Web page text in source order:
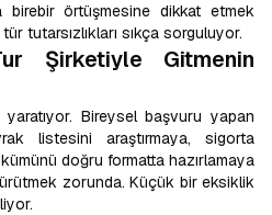
birebir örtüşmesine dikkat etmek
tutarsızlıkları sıkça sorguluyor.
Şirketiyle Gitmenin
Bireysel başvuru yapan
listesini araştırmaya, sigorta
doğru formatta hazırlamaya
zorunda. Küçük bir eksiklik